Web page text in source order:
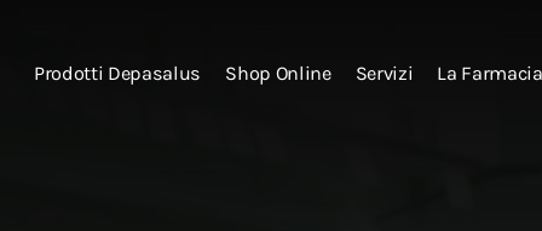
Prodotti Depasalus Shop Online Servizi La Farmacia